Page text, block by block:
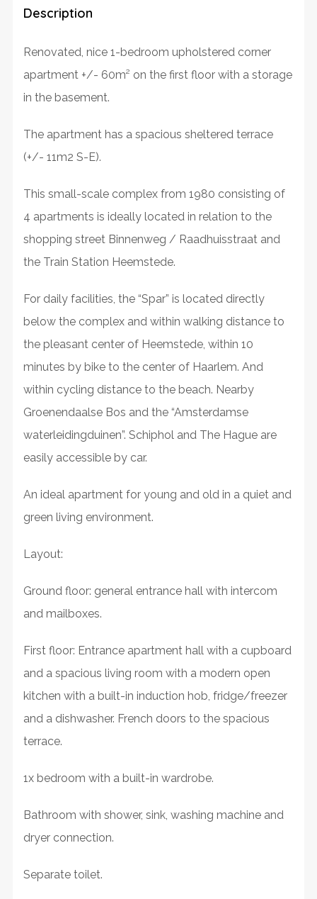
Description
Renovated, nice 1-bedroom upholstered corner
apartment +/- 60m² on the first floor with a storage
in the basement.
The apartment has a spacious sheltered terrace
(+/- 11m2 S-E).
This small-scale complex from 1980 consisting of
4 apartments is ideally located in relation to the
shopping street Binnenweg / Raadhuisstraat and
the Train Station Heemstede.
For daily facilities, the “Spar” is located directly
below the complex and within walking distance to
the pleasant center of Heemstede, within 10
minutes by bike to the center of Haarlem. And
within cycling distance to the beach. Nearby
Groenendaalse Bos and the “Amsterdamse
waterleidingduinen”. Schiphol and The Hague are
easily accessible by car.
An ideal apartment for young and old in a quiet and
green living environment.
Layout:
Ground floor: general entrance hall with intercom
and mailboxes.
First floor: Entrance apartment hall with a cupboard
and a spacious living room with a modern open
kitchen with a built-in induction hob, fridge/freezer
and a dishwasher. French doors to the spacious
terrace.
1x bedroom with a built-in wardrobe.
Bathroom with shower, sink, washing machine and
dryer connection.
Separate toilet.